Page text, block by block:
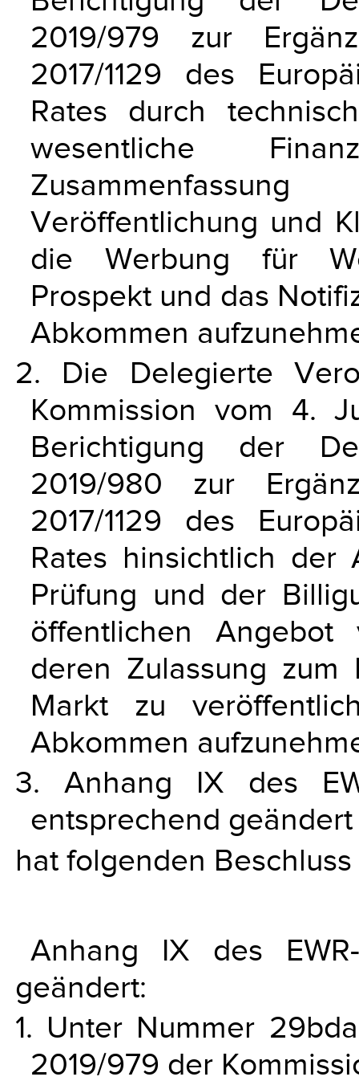
2019/979 zur
2017/1129 des
Rates durch
wesentliche
Veröffentlichung und
die Werbung für
Prospekt und das
Abkommen
2. Die Delegierte
Kommission vom 4.
Berichtigung der
2019/980 zur
2017/1129 des
Rates hinsichtlich der
Prüfung und der
öffentlichen
deren Zulassung
Markt zu
Abkommen
3. Anhang IX des
entsprechend
hat folgenden
Anhang IX des
geändert:
1. Unter Nummer
2019/979 der